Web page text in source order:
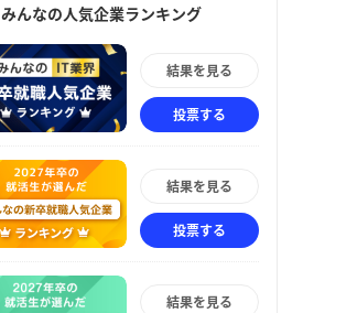
みんなの人気企業ランキング
結果を見る
投票する
結果を見る
投票する
結果を見る